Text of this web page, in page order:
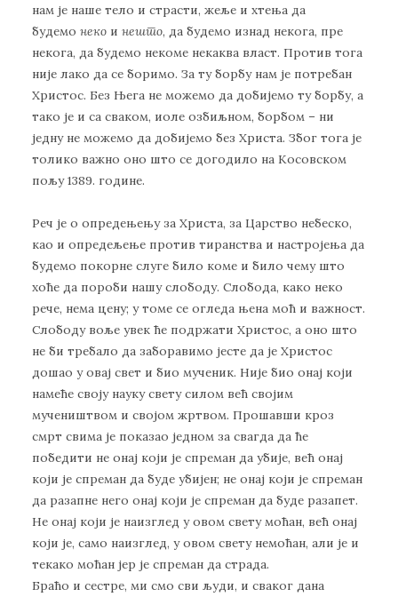
нам је наше тело и страсти, жеље и хтења да
будемо неко и нешто, да будемо изнад некога, пре
некога, да будемо некоме некаква власт. Против тога
није лако да се боримо. За ту борбу нам је потребан
Христос. Без Њега не можемо да добијемо ту борбу, а
тако је и са сваком, иоле озбиљном, борбом – ни
једну не можемо да добијемо без Христа. Због тога је
толико важно оно што се догодило на Косовском
пољу 1389. године.
Реч је о опредењењу за Христа, за Царство небеско,
као и опредељење против тиранства и настројења да
будемо покорне слуге било коме и било чему што
хоће да пороби нашу слободу. Слобода, како неко
рече, нема цену; у томе се огледа њена моћ и важност.
Слободу воље увек ће подржати Христос, а оно што
не би требало да заборавимо јесте да је Христос
дошао у овај свет и био мученик. Није био онај који
намеће своју науку свету силом већ својим
мучеништвом и својом жртвом. Прошавши кроз
смрт свима је показао једном за свагда да ће
победити не онај који је спреман да убије, већ онај
који је спреман да буде убијен; не онај који је спреман
да разапне него онај који је спреман да буде разапет.
Не онај који је наизглед у овом свету моћан, већ онај
који је, само наизглед, у овом свету немоћан, али је и
текако моћан јер је спреман да страда.
Браћо и сестре, ми смо сви људи, и сваког дана